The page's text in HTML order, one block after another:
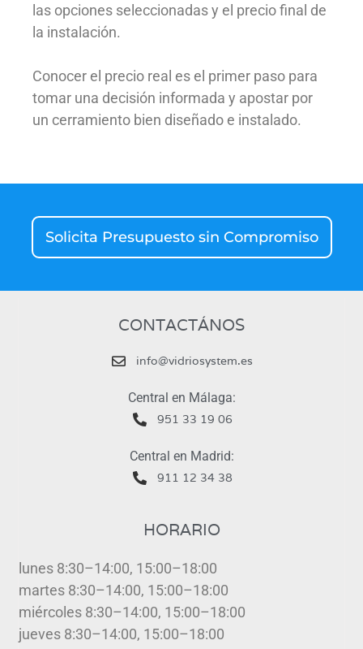
las opciones seleccionadas y el precio final de
la instalación.
Conocer el precio real es el primer paso para
tomar una decisión informada y apostar por
un cerramiento bien diseñado e instalado.
Solicita Presupuesto sin Compromiso
CONTACTÁNOS
info@vidriosystem.es
Central en Málaga:
951 33 19 06
Central en Madrid:
911 12 34 38
HORARIO
lunes 8:30–14:00, 15:00–18:00
martes 8:30–14:00, 15:00–18:00
miércoles 8:30–14:00, 15:00–18:00
jueves 8:30–14:00, 15:00–18:00